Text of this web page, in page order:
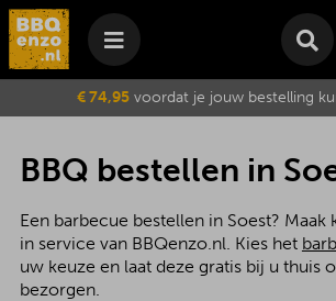
Winkelmand
Je winkelwagen is
Wijzig winkelmand
€ 74,95voordat je jouw bestelling
BBQ bestellen in
Een barbecue bestellen in Soest?
in service van BBQenzo.nl. Kies het
uw keuze en laat deze gratis bij u thuis
bezorgen.